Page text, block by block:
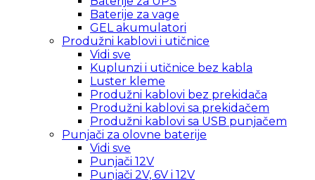
Baterije za vage
GEL akumulatori
Produžni kablovi i utičnice
Vidi sve
Kuplunzi i utičnice bez kabla
Luster kleme
Produžni kablovi bez prekidača
Produžni kablovi sa prekidačem
Produžni kablovi sa USB punjačem
Punjači za olovne baterije
Vidi sve
Punjači 12V
Punjači 2V, 6V i 12V